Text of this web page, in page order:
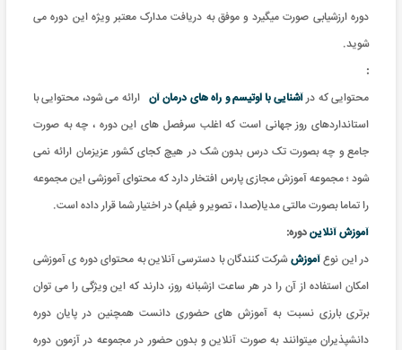
دوره ارزشیابی صورت میگیرد و موفق به دریافت مدارک معتبر ویژه این دوره می
شوید.
:
محتوایی که درآشنایی با اوتیسم و راه های درمان آن ارائه می شود، محتوایی با
استانداردهای روز جهانی است که اغلب سرفصل های این دوره ، چه به صورت
جامع و چه بصورت تک درس بدون شک در هیچ کجای کشور عزیزمان ارائه نمی
شود ؛ مجموعه آموزش مجازی پارس افتخار دارد که محتوای آموزشی این مجموعه
را تماما بصورت مالتی مدیا(صدا ، تصویر و فیلم) در اختیار شما قرار داده است.
آموزش آنلایندوره:
در این نوعآموزششرکت کنندگان با دسترسی آنلاین به محتوای دوره ی آموزشی
امکان استفاده از آن را در هر ساعت ازشبانه روز، دارند که این ویژگی را می توان
برتری بارزی نسبت به آموزش های حضوری دانست همچنین در پایان دوره
دانشپذیران میتوانند به صورت آنلاین و بدون حضور در مجموعه در آزمون دوره